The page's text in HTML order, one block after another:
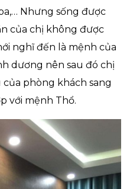
Nhưng sống được
của chị không được
nghĩ đến là mệnh của
dương nên sau đó chị
phòng khách sang
với mệnh Thổ.